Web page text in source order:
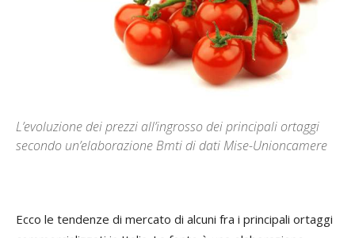
L’evoluzione dei prezzi all’ingrosso dei principali ortaggi
secondo un’elaborazione Bmti di dati Mise-Unioncamere
Ecco le tendenze di mercato di alcuni fra i principali ortaggi